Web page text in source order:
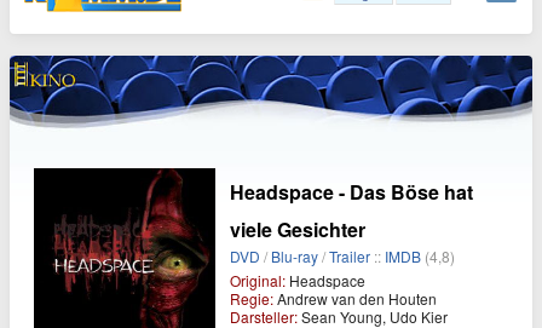
Headspace - Das Böse hat
viele Gesichter
DVD /Blu-ray/Trailer :: IMDB (4,8)
Original: Headspace
Regie:Andrew van den Houten
Darsteller:Sean Young, Udo Kier